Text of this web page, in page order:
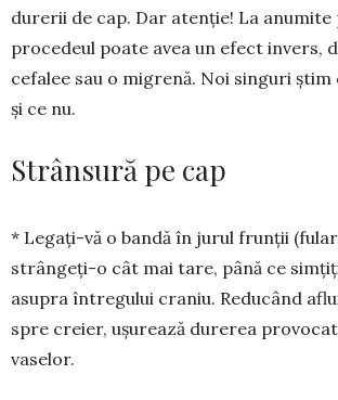
durerii de cap. Dar atenție! La anumite
procedeul poate avea un efect invers,
cefalee sau o migrenă. Noi singuri știm
și ce nu.
Strânsură pe cap
* Legați-vă o bandă în jurul frun­ții
strângeți-o cât mai tare, până ce
asupra întregului craniu. Reducând
spre creier, ușurează durerea
vaselor.